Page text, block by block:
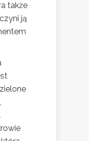
także
ją